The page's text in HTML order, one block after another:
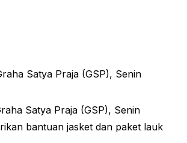
Satya Praja (GSP), Senin
Satya Praja (GSP), Senin
bantuan jasket dan paket lauk